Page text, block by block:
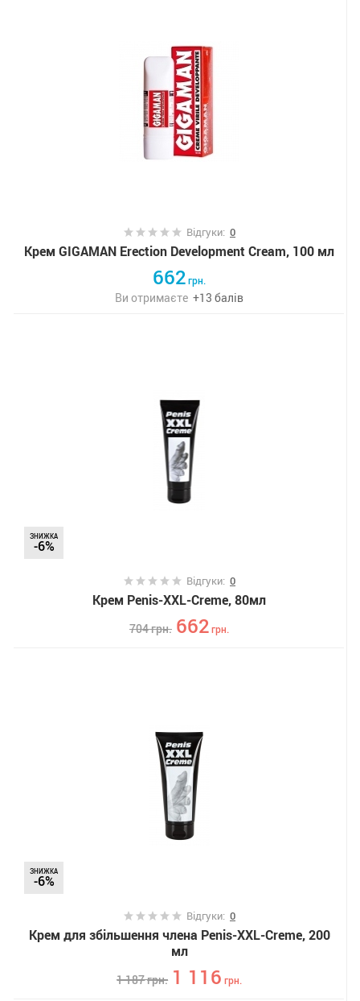
Відгуки: 0
Крем GIGAMAN Erection Development Cream, 100 мл
662грн.
Ви отримаєте +13 балів
ЗНИЖКА
-6%
Відгуки: 0
Крем Penis-XXL-Creme, 80мл
704грн. 662грн.
ЗНИЖКА
-6%
Відгуки: 0
Крем для збільшення члена Penis-XXL-Creme, 200
мл
1 187грн. 1 116 грн.